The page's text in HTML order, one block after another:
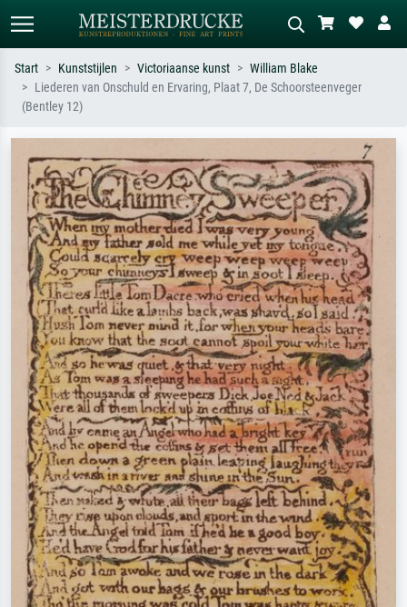
Standaard zoeken
Hokusai-golf, naakt.
weide, abstract met veel rood, donker
olieverfschilderij, staand naakt naast
een boom.
Start Kunststijlen Victoriaanse kunst
William Blake
Liederen van Onschuld en Ervaring, Plaat 7, De Schoorsteenveger
(Bentley 12)